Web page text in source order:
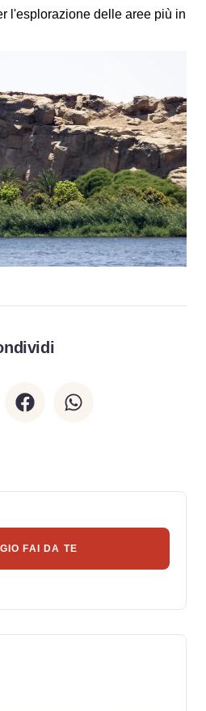
l'esplorazione delle aree più in
FAI DA TE